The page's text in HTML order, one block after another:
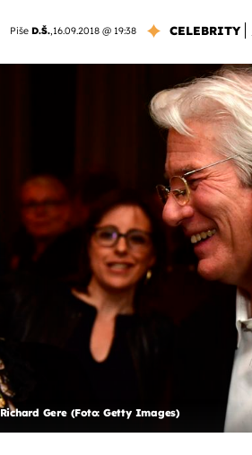
Piše D.Š.,16.09.2018 @ 19:38 CELEBRITY
Richard Gere (Foto: Getty Images)